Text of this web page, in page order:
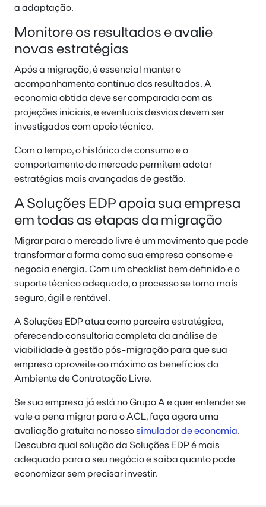
a adaptação.
Monitore os resultados e avalie
novas estratégias
Após a migração, é essencial manter o
acompanhamento contínuo dos resultados. A
economia obtida deve ser comparada com as
projeções iniciais, e eventuais desvios devem ser
investigados com apoio técnico.
Com o tempo, o histórico de consumo e o
comportamento do mercado permitem adotar
estratégias mais avançadas de gestão.
A Soluções EDP apoia sua empresa
em todas as etapas da migração
Migrar para o mercado livre é um movimento que pode
transformar a forma como sua empresa consome e
negocia energia. Com um checklist bem definido e o
suporte técnico adequado, o processo se torna mais
seguro, ágil e rentável.
A Soluções EDP atua como parceira estratégica,
oferecendo consultoria completa da análise de
viabilidade à gestão pós-migração para que sua
empresa aproveite ao máximo os benefícios do
Ambiente de Contratação Livre.
Se sua empresa já está no Grupo A e quer entender se
vale a pena migrar para o ACL, faça agora uma
avaliação gratuita no nossosimulador de economia.
Descubra qual solução da Soluções EDP é mais
adequada para o seu negócio e saiba quanto pode
economizar sem precisar investir.